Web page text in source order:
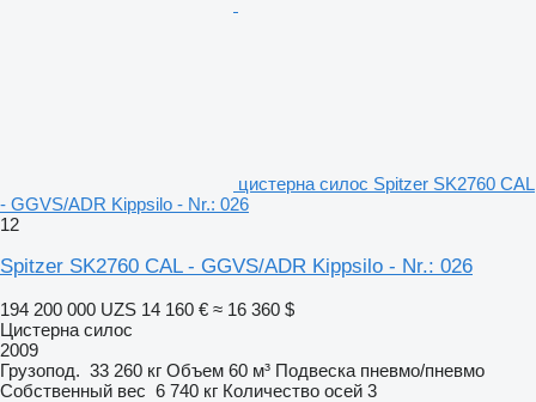
цистерна силос Spitzer SK2760 CAL
- GGVS/ADR Kippsilo - Nr.: 026
12
Spitzer SK2760 CAL - GGVS/ADR Kippsilo - Nr.: 026
194 200 000 UZS 14 160 € ≈ 16 360 $
Цистерна силос
2009
Грузопод. 33 260 кг Объем 60 м³ Подвеска пневмо/пневмо
Собственный вес 6 740 кг Количество осей 3